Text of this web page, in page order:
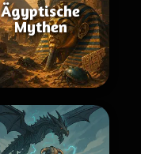
Ägyptische
Mythen